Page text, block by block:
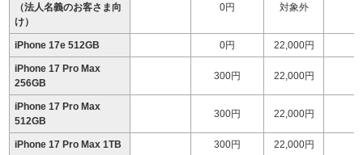
（法人名義のお客さま向
け）
0円 対象外
iPhone 17e 512GB 0円 22,000円
iPhone 17 Pro Max
256GB
300円 22,000円
iPhone 17 Pro Max
512GB
300円 22,000円
iPhone 17 Pro Max 1TB 300円 22,000円